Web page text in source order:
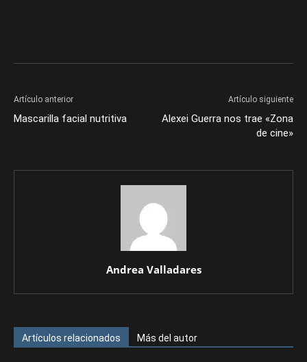
Artículo anterior
Mascarilla facial nutritiva
Artículo siguiente
Alexei Guerra nos trae «Zona
de cine»
Andrea Valladares
Artículos relacionados Más del autor